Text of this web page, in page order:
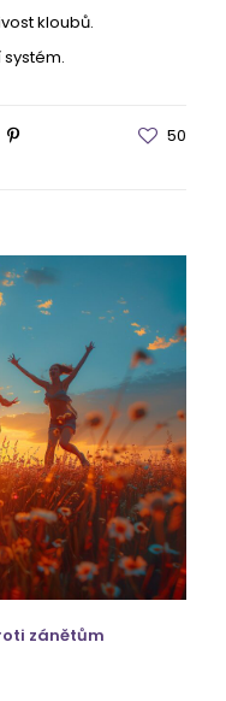
kloubů.
50
zánětům